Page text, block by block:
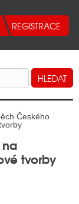
Českého
tvorby